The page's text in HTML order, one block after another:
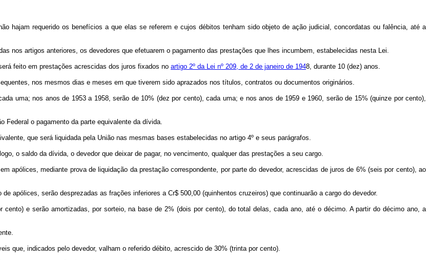
hajam requerido os benefícios a que elas se referem e cujos débitos tenham sido objeto de ação judicial, concordatas ou falência, até a
nos artigos anteriores, os devedores que efetuarem o pagamento das prestações que lhes incumbem, estabelecidas nesta Lei.
feito em prestações acrescidas dos juros fixados no artigo 2º da Lei nº 209, de 2 de janeiro de 1948, durante 10 (dez) anos.
nos mesmos dias e meses em que tiverem sido aprazados nos títulos, contratos ou documentos originários.
uma; nos anos de 1953 a 1958, serão de 10% (dez por cento), cada uma; e nos anos de 1959 e 1960, serão de 15% (quinze por cento),
Federal o pagamento da parte equivalente da dívida.
que será liquidada pela União nas mesmas bases estabelecidas no artigo 4º e seus parágrafos.
o saldo da dívida, o devedor que deixar de pagar, no vencimento, qualquer das prestações a seu cargo.
apólices, mediante prova de liquidação da prestação correspondente, por parte do devedor, acrescidas de juros de 6% (seis por cento), ao
apólices, serão desprezadas as frações inferiores a Cr$ 500,00 (quinhentos cruzeiros) que continuarão a cargo do devedor.
e serão amortizadas, por sorteio, na base de 2% (dois por cento), do total delas, cada ano, até o décimo. A partir do décimo ano, a
que, indicados pelo devedor, valham o referido débito, acrescido de 30% (trinta por cento).